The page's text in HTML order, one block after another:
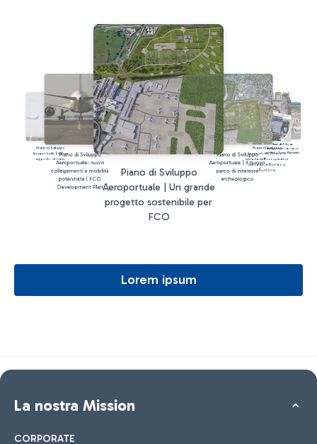
Piano di Sviluppo
Aeroportuale | Valore
aggiunto stimato
Piano di Sviluppo
Aeroportuale: nuovi
collegamenti e mobilità
potenziata | FCO
Development Plan
Piano di Sviluppo
Aeroportuale | Un grande
progetto sostenibile per
FCO
Piano di Sviluppo
Aeroportuale | Il nuovo
parco di interesse
archeologico
Piano di Sviluppo
Aeroportuale | Stime di
crescita dell'occupazione
nel Lazio, a Roma e a
Fiumicino
Piano di Sviluppo
Aeroportuale | Un nuovo
terminal a Roma Fiumicino
Lorem ipsum
La nostra Mission
CORPORATE